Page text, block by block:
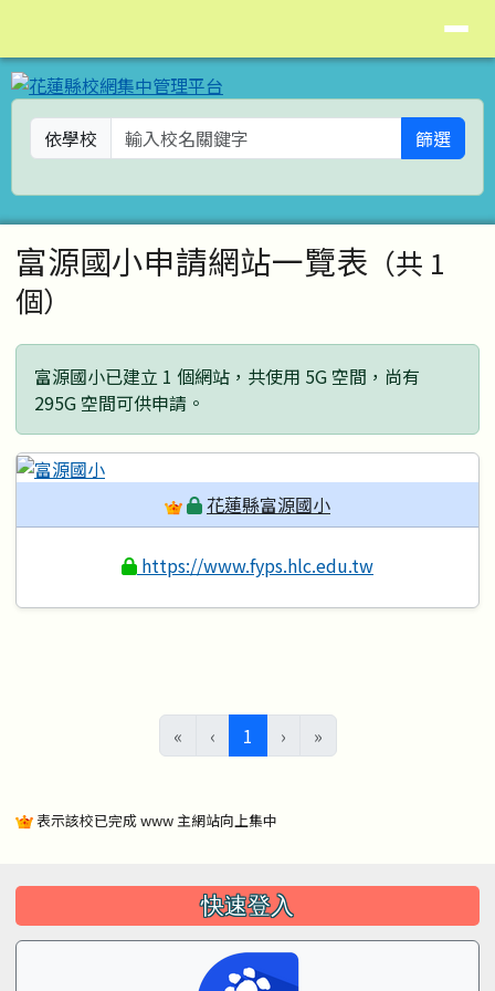
依學校 篩選
主內容區域
富源國小申請網站一覽表 （共 1
個）
富源國小已建立 1 個網站，共使用 5G 空間，尚有
295G 空間可供申請。
花蓮縣富源國小
https://www.fyps.hlc.edu.tw
« ‹ 1 (目前頁次)
› »
表示該校已完成 www 主網站向上集中
左邊區域內容 快速登入
頁尾區域